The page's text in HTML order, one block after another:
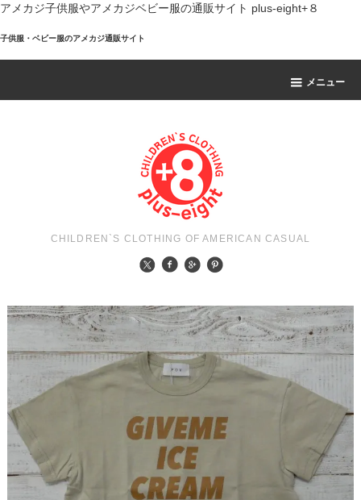
アメカジ子供服やアメカジベビー服の通販サイト plus-eight+８
子供服・ベビー服のアメカジ通販サイト
メニュー
CHILDREN`S CLOTHING OF AMERICAN CASUAL